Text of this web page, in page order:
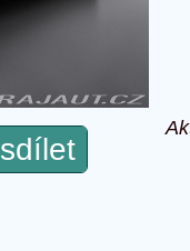
sdílet